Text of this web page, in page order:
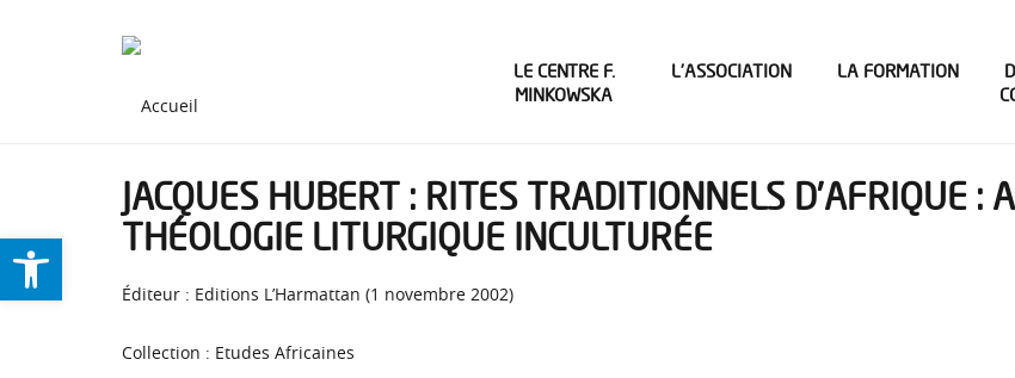
LE CENTRE F.
MINKOWSKA
L’ASSOCIATION LA FORMATION
JACQUES HUBERT : RITES TRADITIONNELS D’AFRIQUE :
THÉOLOGIE LITURGIQUE INCULTURÉE
Éditeur : Editions L’Harmattan (1 novembre 2002)
Collection : Etudes Africaines
Ouvrir la barre d’outils